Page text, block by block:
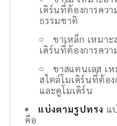
เดิร์นที่ต้องการคว
ธรรมชาติ
ขาเหล็ก เหมา
เดิร์นที่ต้องการคว
ขาสแตนเลส เ
สไตล์โมเดิร์นที่ต้อ
และดูโมเดิร์น
แบ่งตามรูปทรง แ
คือ